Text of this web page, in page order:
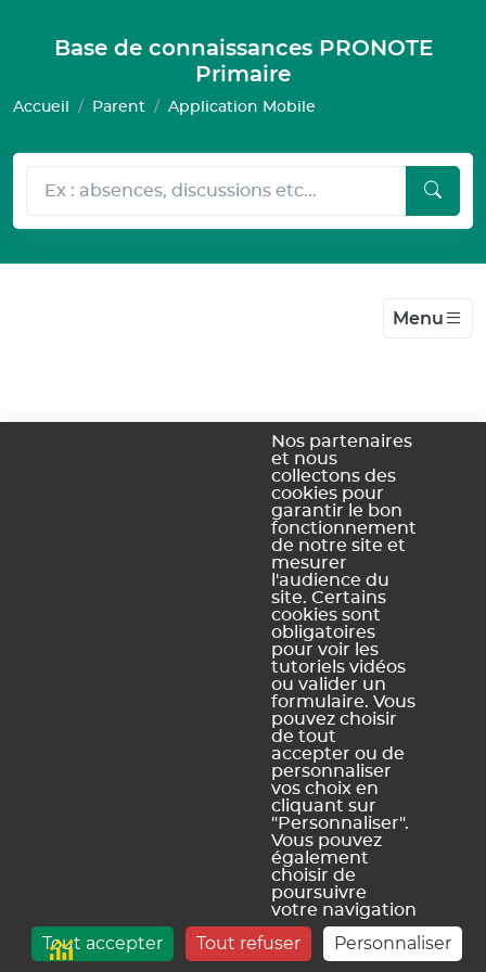
Base de connaissances PRONOTE
Primaire
Accueil Parent Application Mobile
Menu
Communication avec l'enseignant
Mentions légales et Conditions générales d'utilisation | Politique de
Conditions générales de vente
Index Éducation
info@index-education.fr
ÉDUCATION © 2026 - D
Nos partenaires
et nous
collectons des
cookies pour
garantir le bon
fonctionnement
de notre site et
mesurer
l'audience du
site. Certains
cookies sont
obligatoires
pour voir les
tutoriels vidéos
ou valider un
formulaire. Vous
pouvez choisir
de tout
accepter ou de
personnaliser
vos choix en
cliquant sur
"Personnaliser".
Vous pouvez
également
choisir de
poursuivre
votre navigation
sans accepter
les cookies, en
cliquant sur
Tout accepter Tout refuser Personnaliser